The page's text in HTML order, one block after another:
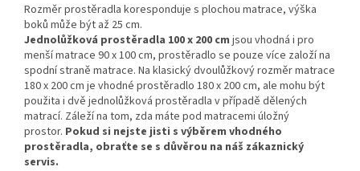
Rozměr prostěradla koresponduje s plochou matrace, výška
boků může být až 25 cm.
Jednolůžková prostěradla 100 x 200 cm jsou vhodná i pro
menší matrace 90 x 100 cm, prostěradlo se pouze více založí na
spodní straně matrace. Na klasický dvoulůžkový rozměr matrace
180 x 200 cm je vhodné prostěradlo 180 x 200 cm, ale mohu být
použita i dvě jednolůžková prostěradla v případě dělených
matrací. Záleží na tom, zda máte pod matracemi úložný
prostor. Pokud si nejste jisti s výběrem vhodného
prostěradla, obraťte se s důvěrou na náš zákaznický
servis.